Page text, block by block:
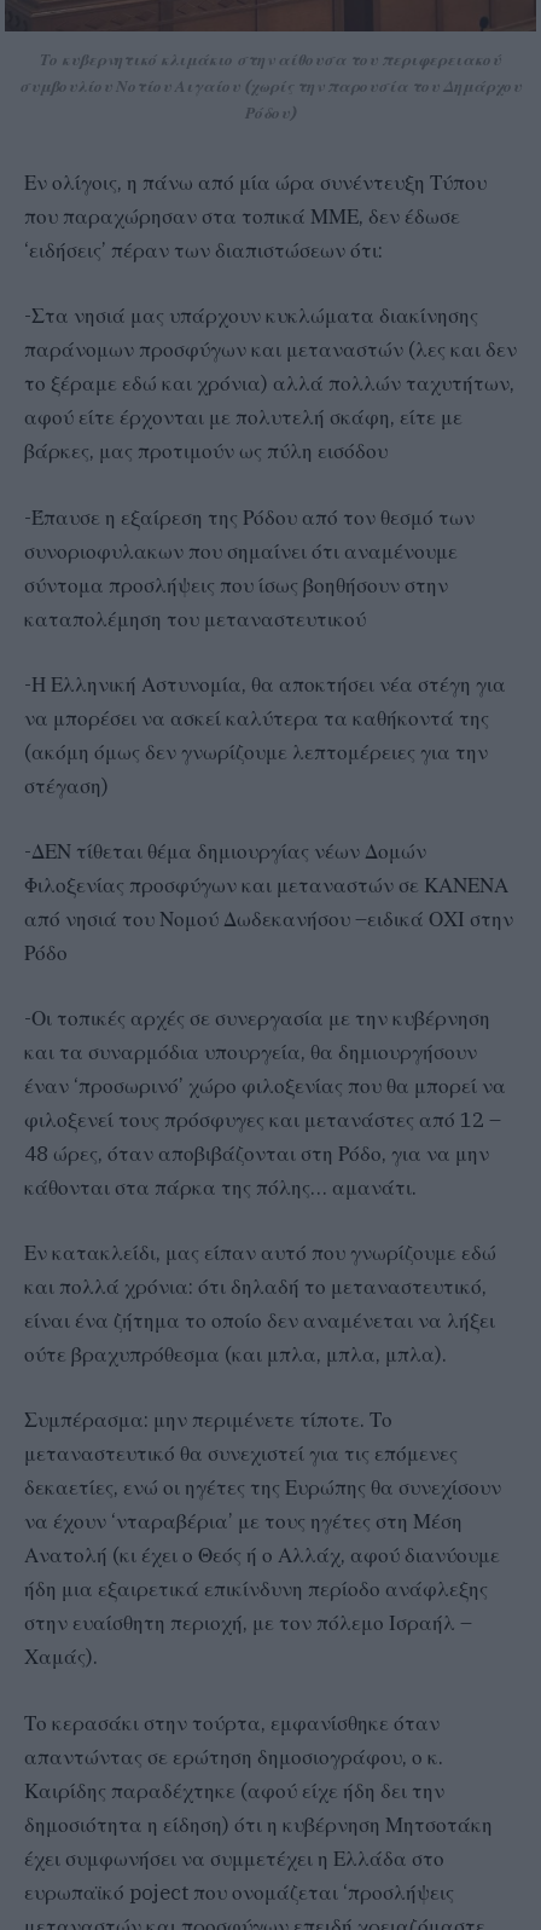
Το κυβερνητικό κλιμάκιο στην αίθουσα του περιφερειακού
συμβουλίου Νοτίου Αιγαίου (χωρίς την παρουσία του Δημάρχου
Ρόδου)
Εν ολίγοις, η πάνω από μία ώρα συνέντευξη Τύπου
που παραχώρησαν στα τοπικά ΜΜΕ, δεν έδωσε
‘ειδήσεις’ πέραν των διαπιστώσεων ότι:
-Στα νησιά μας υπάρχουν κυκλώματα διακίνησης
παράνομων προσφύγων και μεταναστών (λες και δεν
το ξέραμε εδώ και χρόνια) αλλά πολλών ταχυτήτων,
αφού είτε έρχονται με πολυτελή σκάφη, είτε με
βάρκες, μας προτιμούν ως πύλη εισόδου
-Έπαυσε η εξαίρεση της Ρόδου από τον θεσμό των
συνοριοφυλακων που σημαίνει ότι αναμένουμε
σύντομα προσλήψεις που ίσως βοηθήσουν στην
καταπολέμηση του μεταναστευτικού
-Η Ελληνική Αστυνομία, θα αποκτήσει νέα στέγη για
να μπορέσει να ασκεί καλύτερα τα καθήκοντά της
(ακόμη όμως δεν γνωρίζουμε λεπτομέρειες για την
στέγαση)
-ΔΕΝ τίθεται θέμα δημιουργίας νέων Δομών
Φιλοξενίας προσφύγων και μεταναστών σε ΚΑΝΕΝΑ
από νησιά του Νομού Δωδεκανήσου –ειδικά ΟΧΙ στην
Ρόδο
-Οι τοπικές αρχές σε συνεργασία με την κυβέρνηση
και τα συναρμόδια υπουργεία, θα δημιουργήσουν
έναν ‘προσωρινό’ χώρο φιλοξενίας που θα μπορεί να
φιλοξενεί τους πρόσφυγες και μετανάστες από 12 –
48 ώρες, όταν αποβιβάζονται στη Ρόδο, για να μην
κάθονται στα πάρκα της πόλης… αμανάτι.
Εν κατακλείδι, μας είπαν αυτό που γνωρίζουμε εδώ
και πολλά χρόνια: ότι δηλαδή το μεταναστευτικό,
είναι ένα ζήτημα το οποίο δεν αναμένεται να λήξει
ούτε βραχυπρόθεσμα (και μπλα, μπλα, μπλα).
Συμπέρασμα: μην περιμένετε τίποτε. Το
μεταναστευτικό θα συνεχιστεί για τις επόμενες
δεκαετίες, ενώ οι ηγέτες της Ευρώπης θα συνεχίσουν
να έχουν ‘νταραβέρια’ με τους ηγέτες στη Μέση
Ανατολή (κι έχει ο Θεός ή ο Αλλάχ, αφού διανύουμε
ήδη μια εξαιρετικά επικίνδυνη περίοδο ανάφλεξης
στην ευαίσθητη περιοχή, με τον πόλεμο Ισραήλ –
Χαμάς).
Το κερασάκι στην τούρτα, εμφανίσθηκε όταν
απαντώντας σε ερώτηση δημοσιογράφου, ο κ.
Καιρίδης παραδέχτηκε (αφού είχε ήδη δει την
δημοσιότητα η είδηση) ότι η κυβέρνηση Μητσοτάκη
έχει συμφωνήσει να συμμετέχει η Ελλάδα στο
ευρωπαϊκό poject που ονομάζεται ‘προσλήψεις